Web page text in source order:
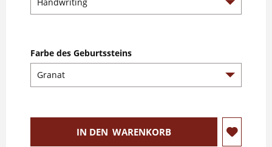
Farbe des Geburtssteins
IN DEN WARENKORB